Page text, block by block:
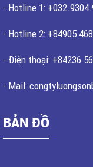
- Hotline 1:
- Hotline 2: +84905
- Điện thoại: +84236
- Mail:
BẢN ĐỒ